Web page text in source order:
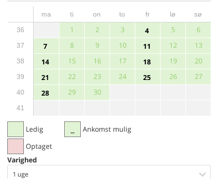
ma ti on to fr lø
sø
36
1 2 3 4 5 6
37 7 8 9 10 11 12 13
38 14 15 16 17 18 19 20
39 21 22 23 24 25 26 27
40 28 29 30
41
Ledig
Optaget
Ankomst mulig
Varighed
1 uge